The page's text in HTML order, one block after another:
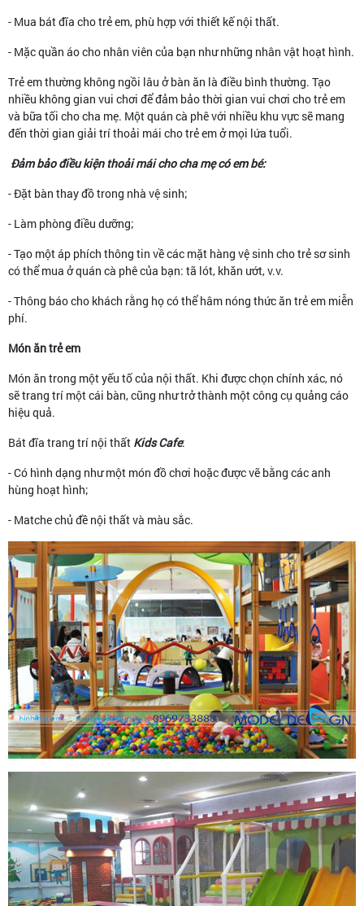
- Mua bát đĩa cho trẻ em, phù hợp với thiết kế nội thất.
- Mặc quần áo cho nhân viên của bạn như những nhân vật hoạt hình.
Trẻ em thường không ngồi lâu ở bàn ăn là điều bình thường. Tạo
nhiều không gian vui chơi để đảm bảo thời gian vui chơi cho trẻ em
và bữa tối cho cha mẹ. Một quán cà phê với nhiều khu vực sẽ mang
đến thời gian giải trí thoải mái cho trẻ em ở mọi lứa tuổi.
Đảm bảo điều kiện thoải mái cho cha mẹ có em bé:
- Đặt bàn thay đồ trong nhà vệ sinh;
- Làm phòng điều dưỡng;
- Tạo một áp phích thông tin về các mặt hàng vệ sinh cho trẻ sơ sinh
có thể mua ở quán cà phê của bạn: tã lót, khăn ướt, v.v.
- Thông báo cho khách rằng họ có thể hâm nóng thức ăn trẻ em miễn
phí.
Món ăn trẻ em
Món ăn trong một yếu tố của nội thất. Khi được chọn chính xác, nó
sẽ trang trí một cái bàn, cũng như trở thành một công cụ quảng cáo
hiệu quả.
Bát đĩa trang trí nội thất Kids Cafe:
- Có hình dạng như một món đồ chơi hoặc được vẽ bằng các anh
hùng hoạt hình;
- Matche chủ đề nội thất và màu sắc.